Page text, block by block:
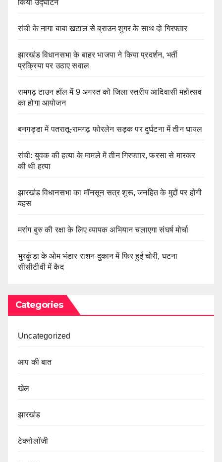
किया उद्घाटन
रांची के नागा बाबा खटाल से ब्राउन शुगर के साथ दो गिरफ्तार
झारखंड विधानसभा के बाहर भाजपा ने किया प्रदर्शन, भर्ती
प्रक्रिया पर उठाए सवाल
रामगढ़ टाउन हॉल में 9 अगस्त को जिला स्तरीय आदिवासी महोत्सव
का होगा आयोजन
बनगड्डा में पतरातू-रामगढ़ फोरलेन सड़क पर दुर्घटना में तीन घायल
रांची: युवक की हत्या के मामले में तीन गिरफ्तार, फरसा से मारकर
की थी हत्या
झारखंड विधानसभा का मॉनसून सत्र शुरू, जनहित के मुद्दों पर होगी
बहस
मरांग बुरु की रक्षा के लिए व्यापक अभियान चलाएगा संघर्ष मोर्चा
भुरकुंडा के ओम भंडार राशन दुकान में फिर हुई चोरी, घटना
सीसीटीवी में कैद
Categories
Uncategorized
आप की बात
खेल
झारखंड
टेक्नोलॉजी